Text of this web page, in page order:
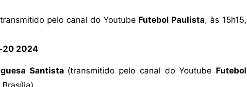
pelo canal do Youtube Futebol Paulista, às 15h15,
20 2024
Santista (transmitido pelo canal do Youtube Futebol